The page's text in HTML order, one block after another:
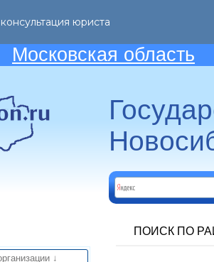
Московская область
ПОИСК ПО